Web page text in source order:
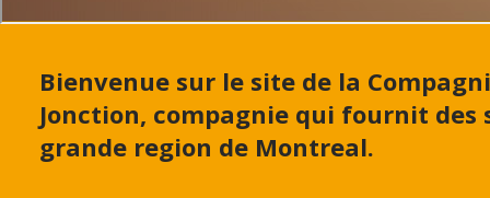
Bienvenue sur le site de la
Jonction, compagnie qui fournit des
grande region de Montreal.